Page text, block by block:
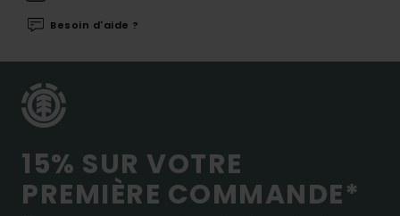
Besoin d'aide ?
15% SUR VOTRE
PREMIÈRE COMMANDE*